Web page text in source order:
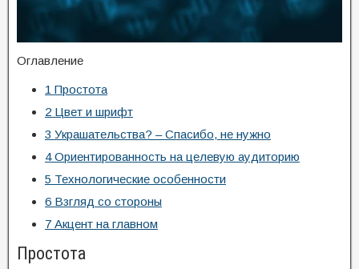
Оглавление
1 Простота
2 Цвет и шрифт
3 Украшательства? – Спасибо, не нужно
4Ориентированность на целевую аудиторию
5 Технологические особенности
6 Взгляд со стороны
7 Акцент на главном
Простота